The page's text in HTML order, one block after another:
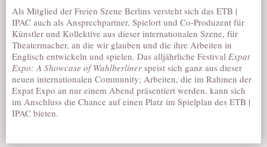
Als Mitglied der Freien Szene Berlins versteht sich das ETB |
IPAC auch als Ansprechpartner, Spielort und Co-Produzent für
Künstler und Kollektive aus dieser internationalen Szene, für
Theatermacher, an die wir glauben und die ihre Arbeiten in
Englisch entwickeln und spielen. Das alljährliche Festival Expat
Expo: A Showcase of Wahlberliner speist sich ganz aus dieser
neuen internationalen Community; Arbeiten, die im Rahmen der
Expat Expo an nur einem Abend präsentiert werden, kann sich
im Anschluss die Chance auf einen Platz im Spielplan des ETB |
IPAC bieten.